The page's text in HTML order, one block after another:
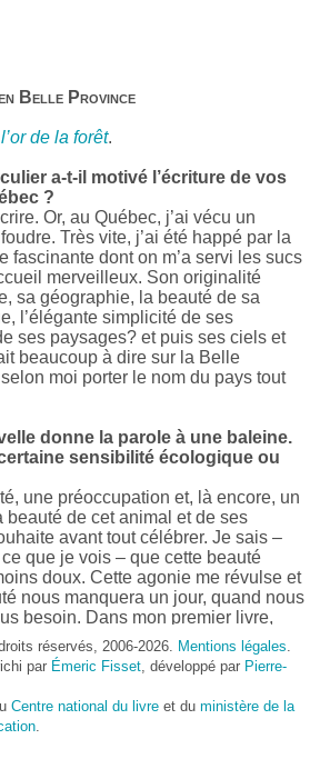
Belle Province
de la forêt.
a-t-il motivé l’écriture de vos
?
Or, au Québec, j’ai vécu un
Très vite, j’ai été happé par la
fascinante dont on m’a servi les sucs
merveilleux. Son originalité
sa géographie, la beauté de sa
l’élégante simplicité de ses
ses paysages? et puis ses ciels et
beaucoup à dire sur la Belle
moi porter le nom du pays tout
donne la parole à une baleine.
sensibilité écologique ou
une préoccupation et, là encore, un
beauté de cet animal et de ses
avant tout célébrer. Je sais –
que je vois – que cette beauté
doux. Cette agonie me révulse et
nous manquera un jour, quand nous
besoin. Dans mon premier livre,
dans la peau d’une bête. Outre
littéraire, il me semble que cela peut
transmettre certains messages.
le format des nouvelles plutôt
(décidément!) en lire !
réservés, 2006-2026. Mentions légales
par Émeric Fisset , développé par Pierre-
Centre national du livre et du ministère de la